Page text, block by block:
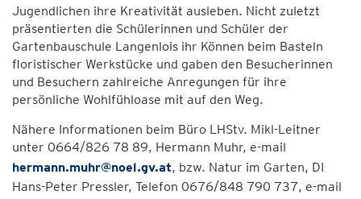
Jugendlichen ihre Kreativität ausleben. Nicht zuletzt
präsentierten die Schülerinnen und Schüler der
Gartenbauschule Langenlois ihr Können beim Basteln
floristischer Werkstücke und gaben den Besucherinnen
und Besuchern zahlreiche Anregungen für ihre
persönliche Wohlfühloase mit auf den Weg.
Nähere Informationen beim Büro LHStv. Mikl-Leitner
unter 0664/826 78 89, Hermann Muhr, e-mail
hermann.muhr@noel.gv.at, bzw. Natur im Garten, DI
Hans-Peter Pressler, Telefon 0676/848 790 737, e-mail